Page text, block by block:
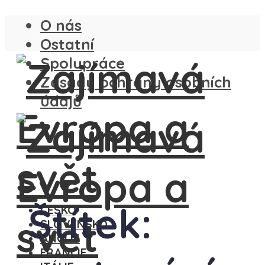
O nás
Ostatní
Spolupráce
Zásady ochrany osobních
údajů
ČESKO
SLOVENSKO
ANGLIE
FRANCIE
Štítek: